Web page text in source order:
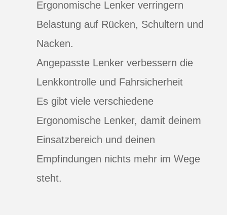
Ergonomische Lenker verringern
Belastung auf Rücken, Schultern und
Nacken.
Angepasste Lenker verbessern die
Lenkkontrolle und Fahrsicherheit
Es gibt viele verschiedene
Ergonomische Lenker, damit deinem
Einsatzbereich und deinen
Empfindungen nichts mehr im Wege
steht.